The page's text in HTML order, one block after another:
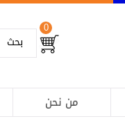
0
بحث
من نحن